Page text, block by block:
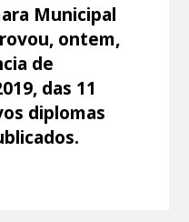
Municipal
ontem,
de
das 11
diplomas